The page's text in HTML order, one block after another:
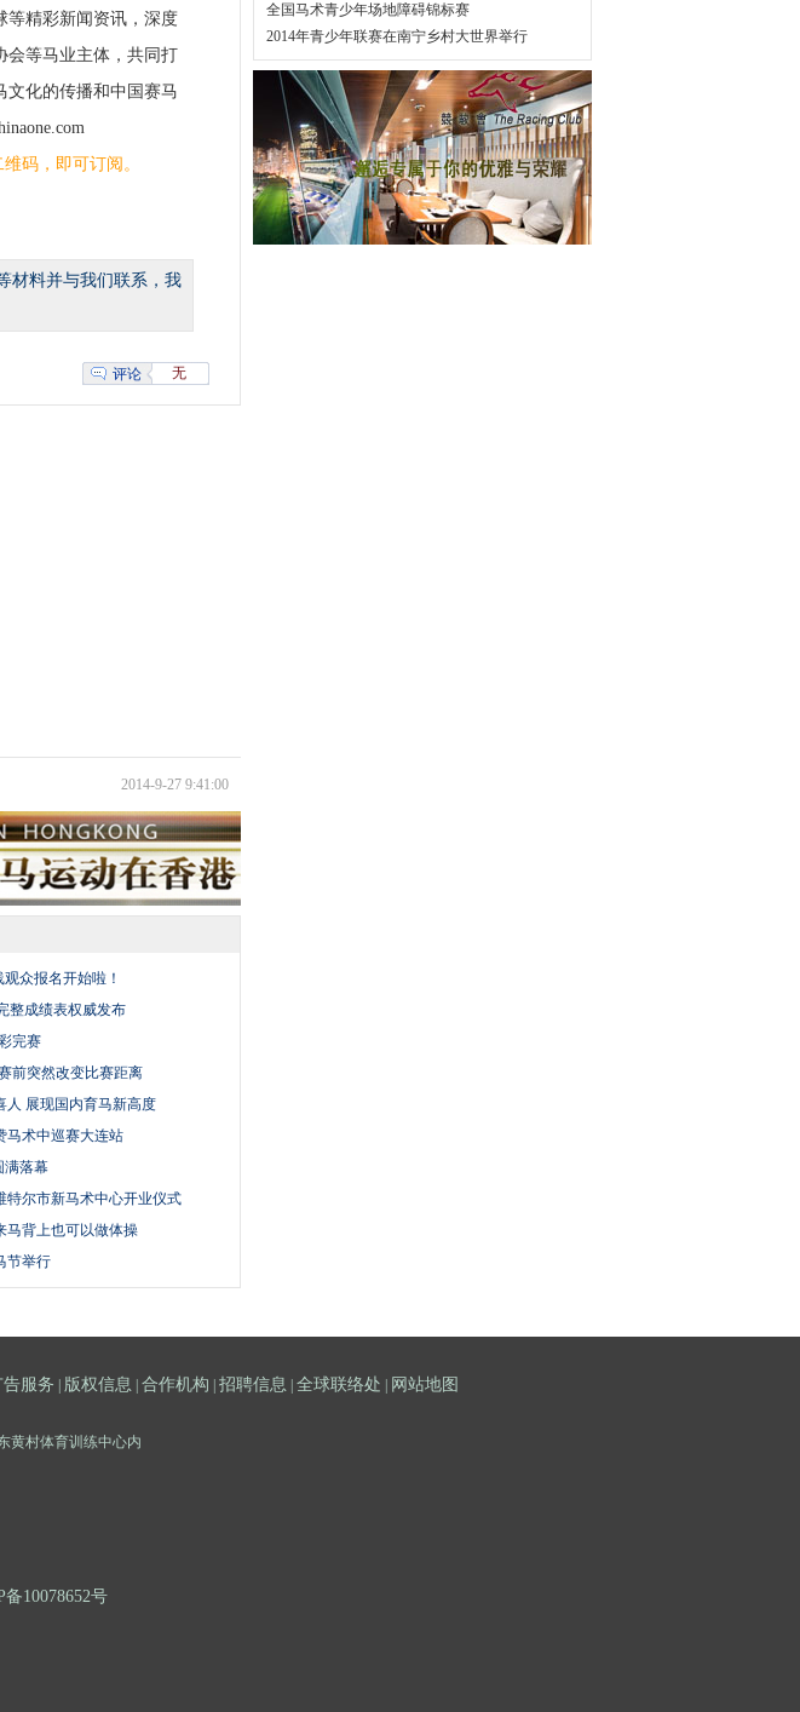
全国马术青少年场地障碍锦标赛
2014年青少年联赛在南宁乡村大世界举行
等精彩新闻资讯，深度
会等马业主体，共同打
文化的传播和中国赛马
码，即可订阅。
材料并与我们联系，我
评论 无
2014-9-27 9:41:00
众报名开始啦！
整成绩表权威发布
完赛
前突然改变比赛距离
人 展现国内育马新高度
马术中巡赛大连站
满落幕
特尔市新马术中心开业仪式
马背上也可以做体操
节举行
告服务 版权信息 合作机构 招聘信息 全球联络处 网站地图
黄村体育训练中心内
备10078652号